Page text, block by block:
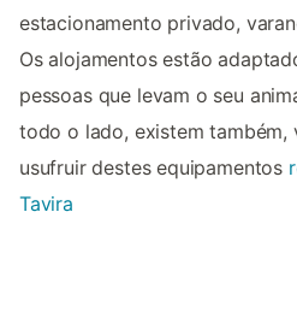
estacionamento privado,
Os alojamentos estão
pessoas que levam o seu
todo o lado, existem também,
usufruir destes equipamentos
Tavira